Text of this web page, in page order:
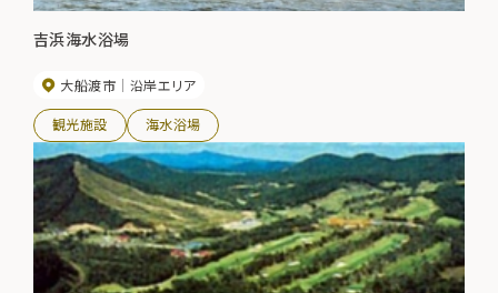
吉浜海水浴場
大船渡市 沿岸エリア
観光施設 海水浴場